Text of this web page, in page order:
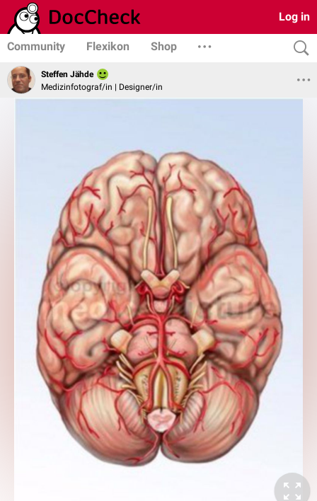
Log in
Community Flexikon Shop
Steffen Jähde
Medizinfotograf/in | Designer/in